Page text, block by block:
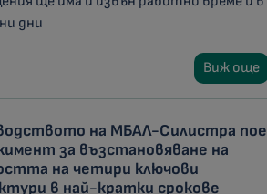
дни
Виж още
на МБАЛ-Силистра пое
за възстановяване на
на четири ключови
в най-кратки срокове